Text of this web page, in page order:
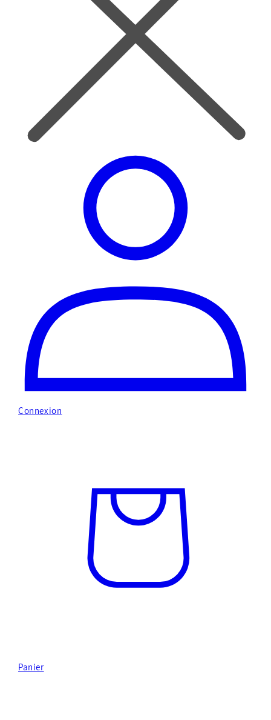
Connexion
Panier